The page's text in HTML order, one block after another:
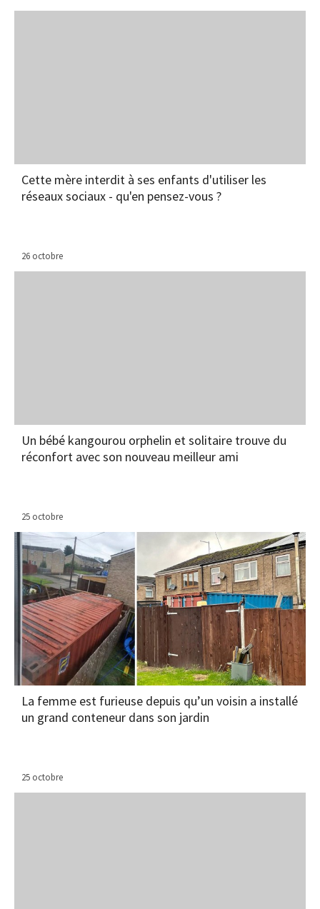
Cette mère interdit à ses enfants d'utiliser les
réseaux sociaux - qu'en pensez-vous ?
26 octobre
Un bébé kangourou orphelin et solitaire trouve du
réconfort avec son nouveau meilleur ami
25 octobre
La femme est furieuse depuis qu’un voisin a installé
un grand conteneur dans son jardin
25 octobre